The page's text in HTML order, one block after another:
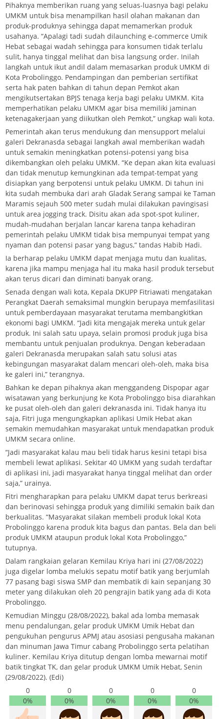
Pihaknya memberikan ruang yang seluas-luasnya bagi pelaku
UMKM untuk bisa menampilkan hasil olahan makanan dan
produk-produknya sehingga dapat memamerkan produk
usahanya. “Apalagi tadi sudah dilaunching e-commerce Umik
Hebat sebagai wadah sehingga para konsumen tidak terlalu
sulit, hanya tinggal melihat dan bisa langsung order. Inilah
langkah untuk ikut andil dalam memasarkan produk UMKM di
Kota Probolinggo. Pendampingan dan pemberian sertifikat
serta hak paten bahkan di tahun depan Pemkot akan
mengikutsertakan BPJS tenaga kerja bagi pelaku UMKM. Kita
memperhatikan pelaku UMKM agar bisa memiliki jaminan
ketenagakerjaan yang diikutkan oleh Pemkot,” ungkap wali kota.
Pemerintah akan terus mendukung dan mensupport melalui
galeri Dekranasda sebagai langkah awal memberikan wadah
untuk semakin meningkatkan potensi-potensi yang bisa
dikembangkan oleh pelaku UMKM. “Ke depan akan kita evaluasi
dan tidak menutup kemungkinan ada tempat-tempat yang
disiapkan yang berpotensi untuk pelaku UMKM. Di tahun ini
kita sudah membuka dari arah Gladak Serang sampai ke Taman
Maramis sejauh 500 meter sudah mulai dilakukan pavingisasi
untuk area jogging track. Disitu akan ada spot-spot kuliner,
mudah-mudahan berjalan lancar karena tanpa kehadiran
pemerintah pelaku UMKM tidak bisa mempunyai tempat yang
nyaman dan potensi pasar yang bagus,” tandas Habib Hadi.
Ia berharap pelaku UMKM dapat menjaga mutu dan kualitas,
karena jika mampu menjaga hal itu maka hasil produk tersebut
akan terus dicari dan diminati banyak orang.
Senada dengan wali kota, Kepala DKUPP Fitriawati mengatakan
Perangkat Daerah semaksimal mungkin berupaya memfasilitasi
untuk pemberdayaan masyarakat terutama membangkitkan
ekonomi bagi UMKM. “Jadi kita mengajak mereka untuk gelar
produk. Ini salah satu upaya, selain promosi produk juga bisa
membantu untuk penjualan produknya. Dengan keberadaan
galeri Dekranasda merupakan salah satu solusi atas
kebingungan masyarakat dalam mencari oleh-oleh, maka bisa
ke galeri ini,” terangnya.
Bahkan ke depan pihaknya akan menggandeng Dispopar agar
wisatawan yang berkunjung ke Kota Probolinggo bisa diarahkan
ke pusat oleh-oleh dan galeri dekranasda ini. Tidak hanya itu
saja, Fitri juga mengungkapkan aplikasi Umik Hebat akan
semakin memudahkan masyarakat untuk mendapatkan produk
UMKM secara online.
“Jadi masyarakat kalau mau beli tidak harus kesini tetapi bisa
membeli lewat aplikasi. Sekitar 40 UMKM yang sudah terdaftar
di aplikasi ini, jadi masyarakat hanya tinggal melihat dan order
saja,” urainya.
Fitri mengharapkan para pelaku UMKM dapat terus berkreasi
dan berinovasi sehingga produk yang dimiliki semakin baik dan
berkualitas. “Masyarakat silakan membeli produk lokal Kota
Probolinggo karena produk kita bagus dan pantas. Bela dan beli
produk UMKM ataupun produk lokal Kota Probolinggo,”
tutupnya.
Dalam rangkaian gelaran Kemilau Kriya hari ini (27/08/2022)
juga digelar lomba melukis sepatu motif batik yang berjumlah
77 pasang bagi siswa SMP dan membatik di kain sepanjang 30
meter yang dilakukan oleh 20 pengrajin batik yang ada di Kota
Probolinggo.
Kemudian Minggu (28/08/2022), bakal ada lomba memasak
menu pendalungan, gelar produk UMKM Umik Hebat dan
pengukuhan pengurus APMJ atau asosiasi pengusaha makanan
dan minuman Jawa Timur cabang Probolinggo serta pelatihan
kuliner. Kemilau Kriya ditutup dengan lomba mewarnai motif
batik tingkat TK, dan gelar produk UMKM Umik Hebat, Senin
(29/08/2022). (Edi)
0
0%
0
0%
0
0%
0
0%
0
0%